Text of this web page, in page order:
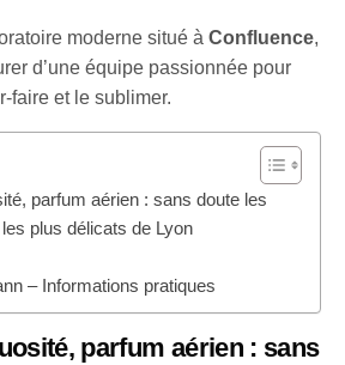
moderne situé àConfluence,
d’une équipe passionnée pour
faire et le sublimer.
parfum aérien : sans doute les
plus délicats de Lyon
– Informations pratiques
parfum aérien : sans